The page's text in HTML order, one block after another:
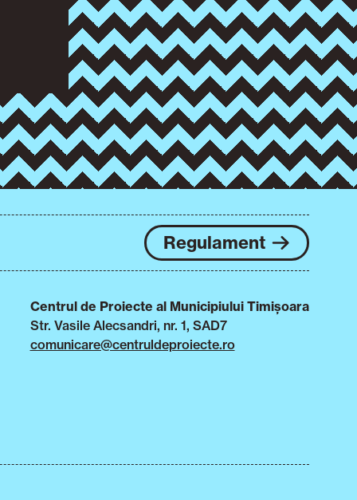
Regulament
Centrul de Proiecte al Municipiului Timișoara
Str. Vasile Alecsandri, nr. 1, SAD7
comunicare@centruldeproiecte.ro